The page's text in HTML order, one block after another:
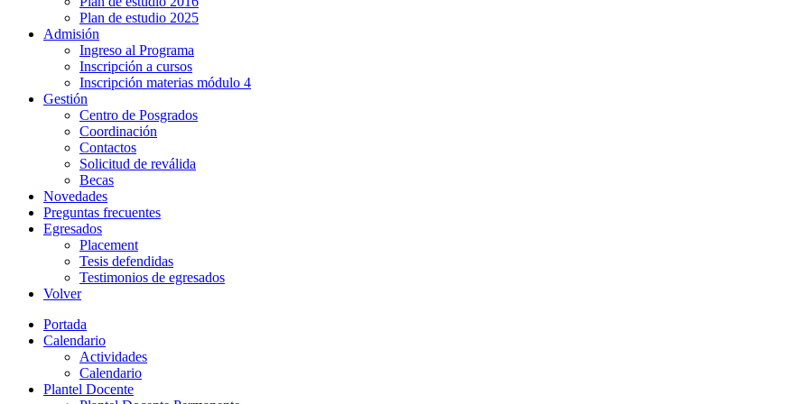
Plan de estudio 2025
Admisión
Ingreso al Programa
Inscripción a cursos
Inscripción materias módulo 4
Gestión
Centro de Posgrados
Coordinación
Contactos
Solicitud de reválida
Becas
Novedades
Preguntas frecuentes
Egresados
Placement
Tesis defendidas
Testimonios de egresados
Volver
Portada
Calendario
Actividades
Calendario
Plantel Docente